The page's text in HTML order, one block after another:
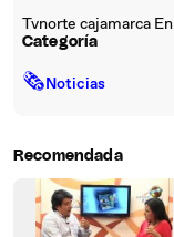
Tvnorte cajamarca
Categoría
🗞Noticias
Recomendada